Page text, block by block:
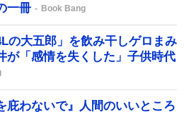
一冊
Book Bang
の大五郎」を飲み干しゲロまみ
「感情を失くした」子供時代
庇わないで』人間のいいところ